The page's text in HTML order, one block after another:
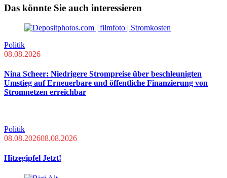
Das könnte Sie auch interessieren
Politik
08.08.2026
Nina Scheer: Niedrigere Strompreise über beschleunigten
Umstieg auf Erneuerbare und öffentliche Finanzierung von
Stromnetzen erreichbar
Politik
08.08.202608.08.2026
Hitzegipfel Jetzt!